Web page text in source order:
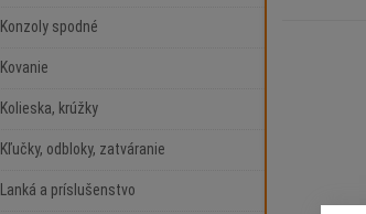
Konzoly spodné
Kovanie
Kolieska, krúžky
Kľučky, odbloky, zatváranie
Lanká a príslušenstvo